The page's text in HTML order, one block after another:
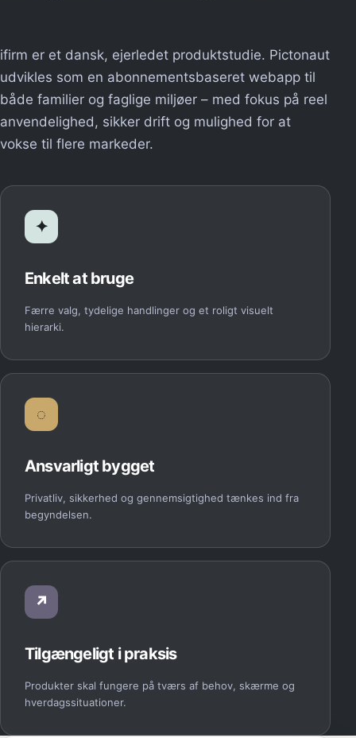
ifirm er et dansk, ejerledet produktstudie. Pictonaut
udvikles som en abonnementsbaseret webapp til
både familier og faglige miljøer – med fokus på reel
anvendelighed, sikker drift og mulighed for at
vokse til flere markeder.
✦
Enkelt at bruge
Færre valg, tydelige handlinger og et roligt visuelt
hierarki.
◌
Ansvarligt bygget
Privatliv, sikkerhed og gennemsigtighed tænkes ind fra
begyndelsen.
↗
Tilgængeligt i praksis
Produkter skal fungere på tværs af behov, skærme og
hverdagssituationer.